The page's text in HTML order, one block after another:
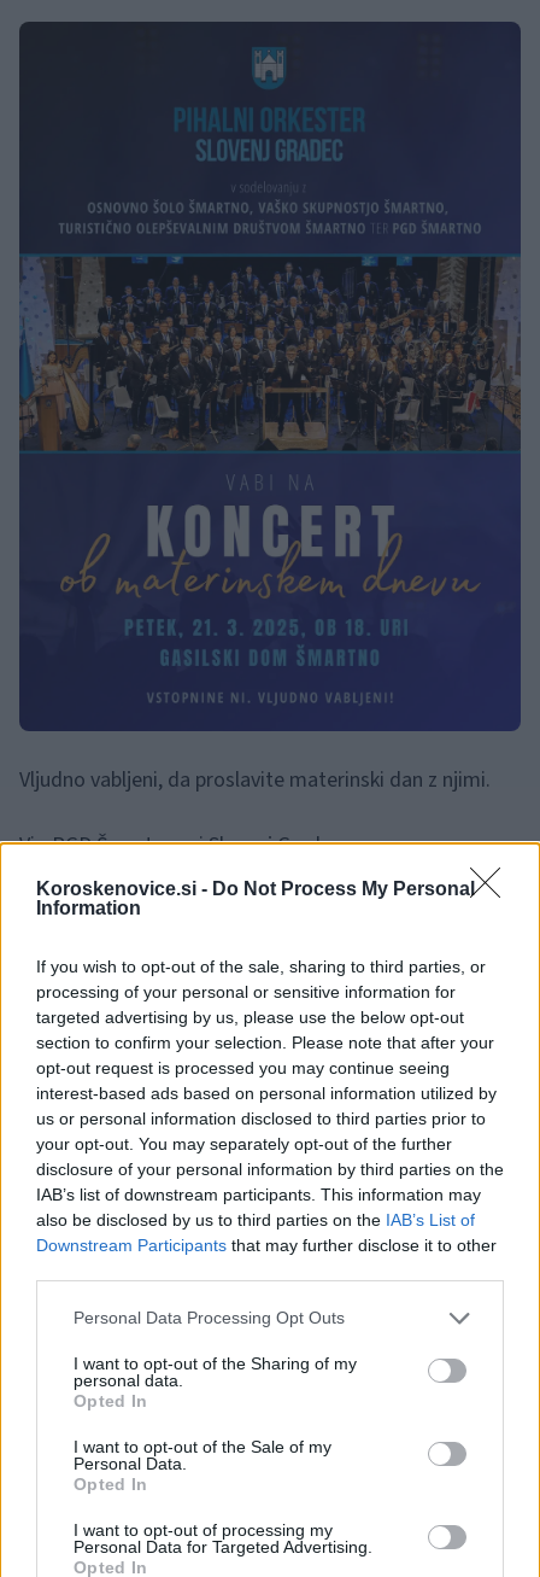
Koroskenovice.si - Do Not Process My Personal
Information
If you wish to opt-out of the sale, sharing to third parties, or
processing of your personal or sensitive information for
targeted advertising by us, please use the below opt-out
section to confirm your selection. Please note that after your
opt-out request is processed you may continue seeing
interest-based ads based on personal information utilized by
us or personal information disclosed to third parties prior to
your opt-out. You may separately opt-out of the further
disclosure of your personal information by third parties on the
IAB’s list of downstream participants. This information may
also be disclosed by us to third parties on the IAB’s List of
Downstream Participants that may further disclose it to other
Please note that this website/app uses one or more Google
not limited to your visit or usage behaviour. You may click to
grant or deny consent to Google and its third-party tags to
use your data for below specified purposes in below Google
consent section.
Personal Data Processing Opt Outs
I want to opt-out of the Sharing of my
personal data.
Opted In
I want to opt-out of the Sale of my
Personal Data.
Opted In
I want to opt-out of processing my
Personal Data for Targeted Advertising.
Opted In
Vljudno vabljeni, da proslavite materinski dan z njimi.
Vir: PGD Šmartno pri Slovenj Gradcu
Opozorilo:Po 297. členu Kazenskega zakonika je
posameznik kazensko odgovoren za javno spodbujanje
sovraštva, nasilja ali nestrpnosti. Komentarji z žaljivimi,
rasističnimi, diskriminatornimi ali nezakonitimi vsebinami bodo
odstranjeni. Pravila komentiranja →
Failed to fetch
Kategorije: Novice Glasba Novice Kultura
materinski dan
pgd šmartno
tod šmartno